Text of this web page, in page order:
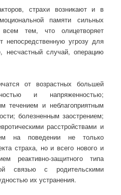
страхи возникают и в
памяти сильных
тем, что олицетворяет
непосредственную угрозу для
несчастный случай, операцию
от возрастных большей
и напряженностью;
течением и неблагоприятным
болезненным заострением;
расстройствами и
на поведении не только
страха, но и всего нового и
реактивно-защитного типа
связью с родительскими
их устранения.